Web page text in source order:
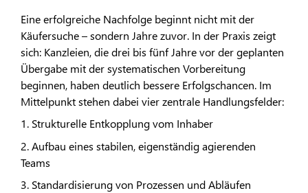
Eine erfolgreiche Nachfolge beginnt nicht mit der
Käufersuche – sondern Jahre zuvor. In der Praxis zeigt
sich: Kanzleien, die drei bis fünf Jahre vor der geplanten
Übergabe mit der systematischen Vorbereitung
beginnen, haben deutlich bessere Erfolgschancen. Im
Mittelpunkt stehen dabei vier zentrale Handlungsfelder:
1. Strukturelle Entkopplung vom Inhaber
2. Aufbau eines stabilen, eigenständig agierenden
Teams
3. Standardisierung von Prozessen und Abläufen